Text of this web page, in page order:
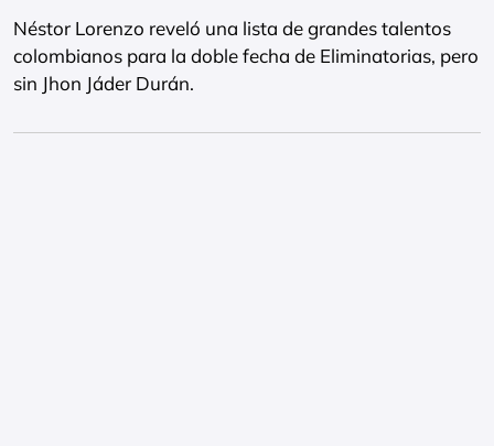
Néstor Lorenzo reveló una lista de grandes talentos
colombianos para la doble fecha de Eliminatorias, pero
sin Jhon Jáder Durán.